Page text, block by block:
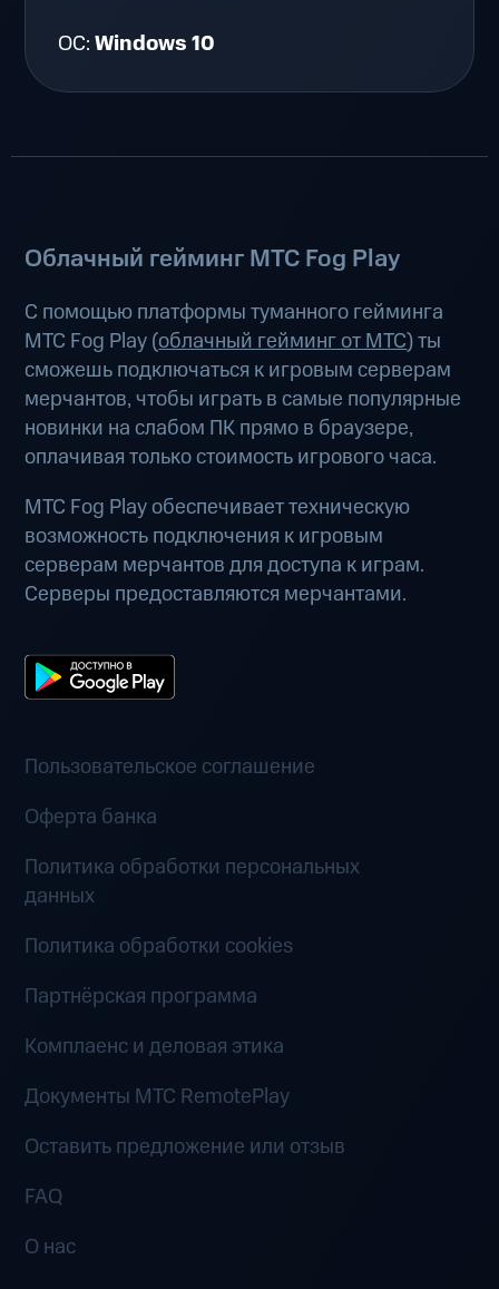
ОС:Windows 10
Облачный гейминг МТС Fog Play
С помощью платформы туманного гейминга
МТС Fog Play (облачный гейминг от МТС) ты
сможешь подключаться к игровым серверам
мерчантов, чтобы играть в самые популярные
новинки на слабом ПК прямо в браузере,
оплачивая только стоимость игрового часа.
МТС Fog Play обеспечивает техническую
возможность подключения к игровым
серверам мерчантов для доступа к играм.
Серверы предоставляются мерчантами.
Пользовательское соглашение
Оферта банка
Политика обработки персональных
данных
Политика обработки cookies
Партнёрская программа
Комплаенс и деловая этика
Документы MTC RemotePlay
Оставить предложение или отзыв
FAQ
О нас